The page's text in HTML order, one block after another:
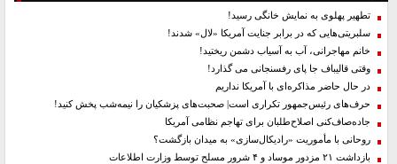
تطهیر پهلوی به نمایش خانگی رسید!
سلبریتی‌هایی که در برابر جنایت آمریکا «لال» شدند!
خانم مهاجرانی، آب به آسیاب دشمن ریختید!
وقتی قالیباف جا پای رفسنجانی می گذارد!
در حال حاضر مذاکره‌ای با آمریکا نداریم
حرف‌های رئیس‌جمهور تکراری است| صحبت‌های پزشکیان را نیمه‌شب پخش کنید!
جاده‌صاف‌کنی اصلاح‌طلبان برای تهاجم نظامی آمریکا
روحانی با مأموریت «رادیکال‌سازی» به میدان بازگشت؟
بازداشت ۲۱ مزدور موساد و ۴ شرور مسلح توسط وزارت اطلاعات